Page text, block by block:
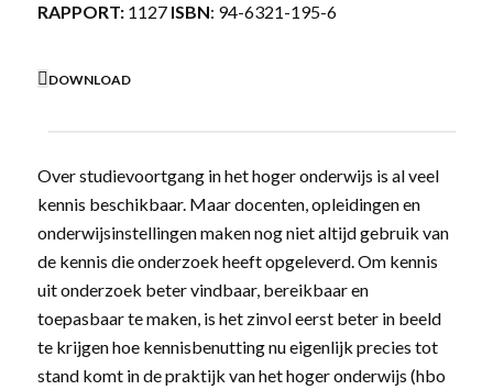
RAPPORT:1127 ISBN: 94-6321-195-6
DOWNLOAD
Over studievoortgang in het hoger onderwijs is al veel
kennis beschikbaar. Maar docenten, opleidingen en
onderwijsinstellingen maken nog niet altijd gebruik van
de kennis die onderzoek heeft opgeleverd. Om kennis
uit onderzoek beter vindbaar, bereikbaar en
toepasbaar te maken, is het zinvol eerst beter in beeld
te krijgen hoe kennisbenutting nu eigenlijk precies tot
stand komt in de praktijk van het hoger onderwijs (hbo